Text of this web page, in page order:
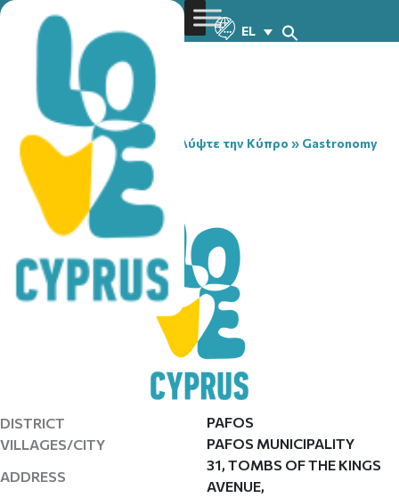
EL
You are here:Home» Ανακαλύψτε την Κύπρο » Gastronomy
» COCO’S
COCO’S
DISTRICT
PAFOS
VILLAGES/CITY
PAFOS MUNICIPALITY
ADDRESS
31, TOMBS OF THE KINGS
AVENUE,